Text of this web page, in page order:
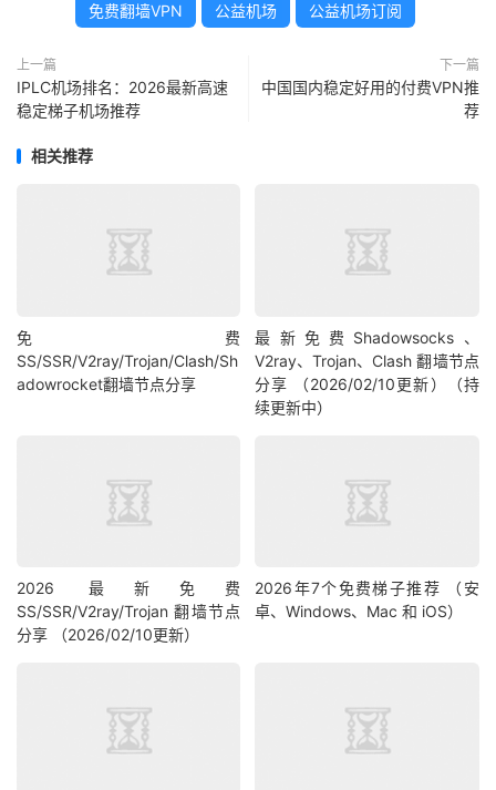
免费翻墙VPN 公益机场 公益机场订阅
上一篇
IPLC机场排名：2026最新高速
稳定梯子机场推荐
下一篇
中国国内稳定好用的付费VPN推
荐
相关推荐
免费
SS/SSR/V2ray/Trojan/Clash/Sh
adowrocket翻墙节点分享
最新免费Shadowsocks、
V2ray、Trojan、Clash 翻墙节点
分享 （2026/02/10更新）（持
续更新中）
2026 最新免费
SS/SSR/V2ray/Trojan 翻墙节点
分享 （2026/02/10更新）
2026年7个免费梯子推荐 （安
卓、Windows、Mac 和 iOS）